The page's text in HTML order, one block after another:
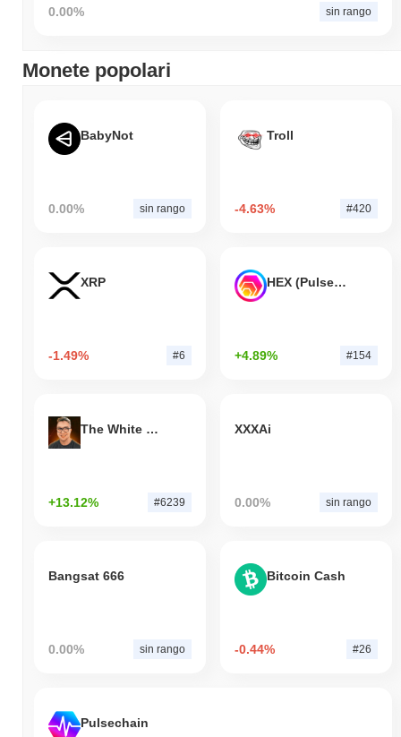
0.00% sin rango
Monete popolari
BabyNot
0.00% sin rango
Troll
-4.63% #420
XRP
-1.49% #6
HEX (Pulsechain)
+4.89% #154
The White Bull
+13.12% #6239
XXXAi
0.00% sin rango
Bangsat 666
0.00% sin rango
Bitcoin Cash
-0.44% #26
Pulsechain